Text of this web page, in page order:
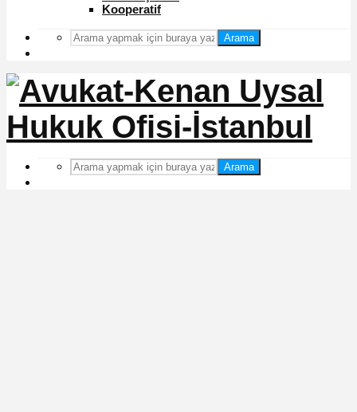
Kooperatif
Arama
Arama